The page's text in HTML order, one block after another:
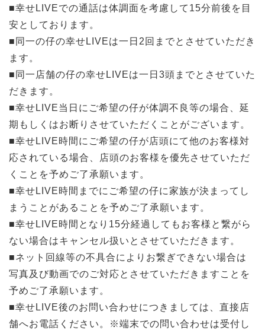
■幸せLIVEでの通話は体調面を考慮して15分前後を目
安としております。
■同一の仔の幸せLIVEは一日2回までとさせていただき
ます。
■同一店舗の仔の幸せLIVEは一日3頭までとさせていた
だきます。
■幸せLIVE当日にご希望の仔が体調不良等の場合、延
期もしくはお断りさせていただくことがございます。
■幸せLIVE時間にご希望の仔が店頭にて他のお客様対
応されている場合、店頭のお客様を優先させていただ
くことを予めご了承願います。
■幸せLIVE時間までにご希望の仔に家族が決まってし
まうことがあることを予めご了承願います。
■幸せLIVE時間となり15分経過してもお客様と繋がら
ない場合はキャンセル扱いとさせていただきます。
■ネット回線等の不具合によりお繋ぎできない場合は
写真及び動画でのご対応とさせていただきますことを
予めご了承願います。
■幸せLIVE後のお問い合わせにつきましては、直接店
舗へお電話ください。※端末での問い合わせは受付し